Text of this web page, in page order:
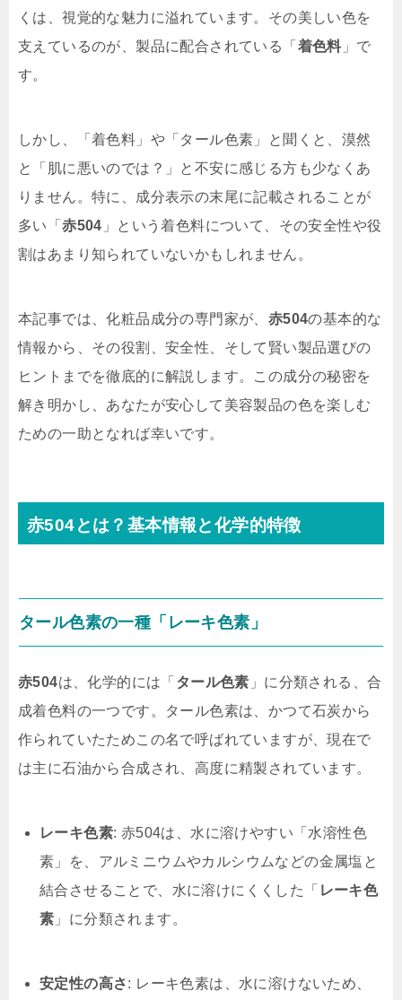
くは、視覚的な魅力に溢れています。その美しい色を
支えているのが、製品に配合されている「 着色料」で
す。
しかし、「着色料」や「タール色素」と聞くと、漠然
と「肌に悪いのでは？」と不安に感じる方も少なくあ
りません。特に、成分表示の末尾に記載されることが
多い「赤504 」という着色料について、その安全性や役
割はあまり知られていないかもしれません。
本記事では、化粧品成分の専門家が、 赤504の基本的な
情報から、その役割、安全性、そして賢い製品選びの
ヒントまでを徹底的に解説します。この成分の秘密を
解き明かし、あなたが安心して美容製品の色を楽しむ
ための一助となれば幸いです。
赤504とは？基本情報と化学的特徴
タール色素の一種「レーキ色素」
赤504は、化学的には「 タール色素 」に分類される、合
成着色料の一つです。タール色素は、かつて石炭から
作られていたためこの名で呼ばれていますが、現在で
は主に石油から合成され、高度に精製されています。
レーキ色素: 赤504は、水に溶けやすい「水溶性色
素」を、アルミニウムやカルシウムなどの金属塩と
結合させることで、水に溶けにくくした「 レーキ色
素 」に分類されます。
安定性の高さ: レーキ色素は、水に溶けないため、